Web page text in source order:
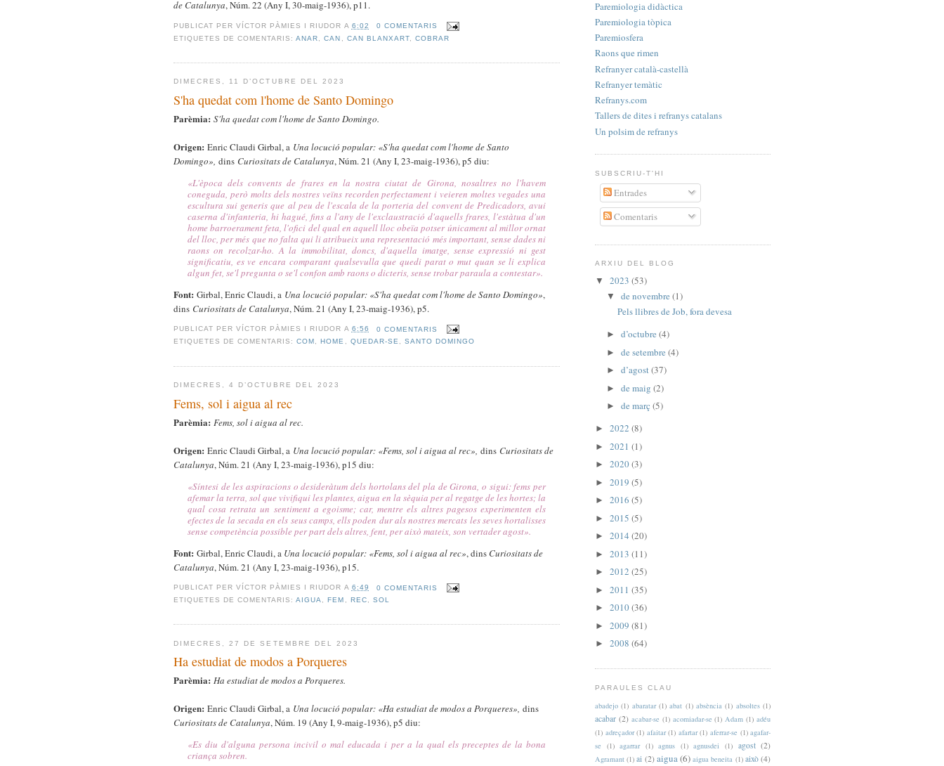
de Catalunya, Núm. 22 (Any I, 30-maig-1936), p11.
PUBLICAT PERVÍCTOR PÀMIES I RIUDOR A 6:02
0 COMENTARIS
ETIQUETES DE COMENTARIS:ANAR ,CAN CAN BLANXART, COBRAR
DIMECRES, 11 D’OCTUBRE DEL 2023
S'ha quedat com l'home de Santo Domingo
Parèmia: S'ha quedat com l'home de Santo Domingo.
Origen: Enric Claudi Girbal, a Una locució popular: «S'ha quedat com l'home de Santo
Domingo», dins Curiositats de Catalunya, Núm. 21 (Any I, 23-maig-1936), p5 diu:
«L'època dels convents de frares en la nostra ciutat de Girona, nosaltres no l'havem
coneguda, però molts dels nostres veïns recorden perfectament i veieren moltes vegades una
escultura sui generis que al peu de l'escala de la porteria del convent de Predicadors, avui
caserna d'infanteria, hi hagué, fins a l'any de l'exclaustració d'aquells frares, l'estàtua d'un
home barroerament feta, l'ofici del qual en aquell lloc obeïa potser únicament al millor ornat
del lloc, per més que no falta qui li atribueix una representació més important, sense dades ni
raons on recolzar-ho. A la immobilitat, doncs, d'aquella imatge, sense expressió ni gest
significatiu, es ve encara comparant qualsevulla que quedi parat o mut quan se li explica
algun fet, se'l pregunta o se'l confon amb raons o dicteris, sense trobar paraula a contestar».
Font: Girbal, Enric Claudi, a Una locució popular: «S'ha quedat com l'home de Santo Domingo»,
dins Curiositats de Catalunya, Núm. 21 (Any I, 23-maig-1936), p5.
PUBLICAT PERVÍCTOR PÀMIES I RIUDOR A 6:56
0 COMENTARIS
ETIQUETES DE COMENTARIS:COM , HOME , QUEDAR-SE, SANTO DOMINGO
DIMECRES, 4 D’OCTUBRE DEL 2023
Fems, sol i aigua al rec
Parèmia: Fems, sol i aigua al rec.
Origen: Enric Claudi Girbal, a Una locució popular: «Fems, sol i aigua al rec», dins Curiositats de
Catalunya, Núm. 21 (Any I, 23-maig-1936), p15 diu:
«Síntesi de les aspiracions o desideràtum dels hortolans del pla de Girona, o sigui: fems per
afemar la terra, sol que vivifiqui les plantes, aigua en la sèquia per al regatge de les hortes; la
qual cosa retrata un sentiment a egoisme; car, mentre els altres pagesos experimenten els
efectes de la secada en els seus camps, ells poden dur als nostres mercats les seves hortalisses
sense competència possible per part dels altres, fent, per això mateix, son vertader agost».
Font: Girbal, Enric Claudi, a Una locució popular: «Fems, sol i aigua al rec», dins Curiositats de
Catalunya, Núm. 21 (Any I, 23-maig-1936), p15.
PUBLICAT PERVÍCTOR PÀMIES I RIUDOR A 6:49
0 COMENTARIS
ETIQUETES DE COMENTARIS:AIGUA,FEM , REC, SOL
DIMECRES, 27 DE SETEMBRE DEL 2023
Ha estudiat de modos a Porqueres
Parèmia: Ha estudiat de modos a Porqueres.
Origen: Enric Claudi Girbal, a Una locució popular: «Ha estudiat de modos a Porqueres», dins
Curiositats de Catalunya, Núm. 19 (Any I, 9-maig-1936), p5 diu:
«Es diu d'alguna persona incivil o mal educada i per a la qual els preceptes de la bona
criança sobren.
Paremiologia didàctica
Paremiologia tòpica
Paremiosfera
Raons que rimen
Refranyer català-castellà
Refranyer temàtic
Refranys.com
Tallers de dites i refranys catalans
Un polsim de refranys
SUBSCRIU-T'HI
Entrades
Comentaris
ARXIU DEL BLOG
▼ 2023 (53)
▼ de novembre (1)
Pels llibres de Job, fora devesa
► d’octubre (4)
► de setembre (4)
► d’agost(37)
► de maig (2)
► de març (5)
► 2022 (8)
► 2021 (1)
► 2020(3)
► 2019 (5)
► 2016 (5)
► 2015 (5)
► 2014 (20)
► 2013 (11)
► 2012 (25)
► 2011 (35)
► 2010(36)
► 2009 (81)
► 2008 (64)
PARAULES CLAU
abadejo (1) abaratar (1) abat (1) absència (1) absoltes (1)
acabar (2) acabar-se (1) acomiadar-se (1) Adam (1) adéu
(1) adreçador (1) afaitar (1) afartar (1) aferrar-se (1) agafar-
se
(1) agarrar (1) agnus (1) agnusdei (1) agost (2)
Agramant (1) ai (2) aigua (6) aigua beneita (1) això (4)